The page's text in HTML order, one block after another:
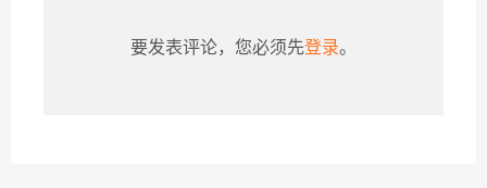
要发表评论，您必须先登录。